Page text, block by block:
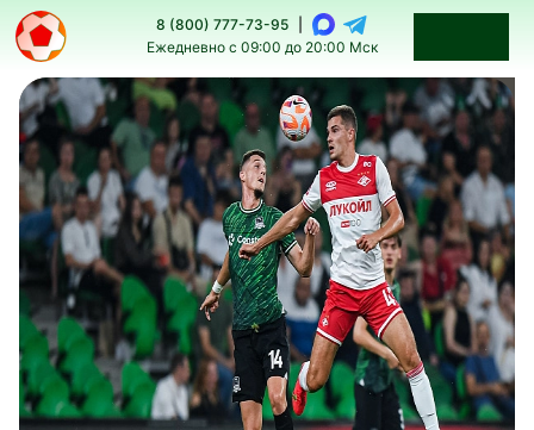
8 (800) 777-73-95
Ежедневно с 09:00 до 20:00 Мск